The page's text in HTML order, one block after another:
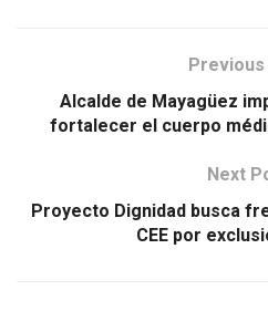
Alcalde de Mayagüez
fortalecer el cuerpo
Next
Proyecto Dignidad busca
CEE por